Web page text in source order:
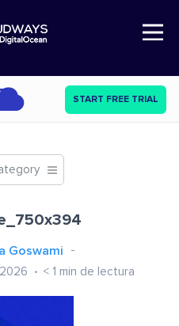
Open Nav
START FREE TRIAL
Goswami
< 1 min de lectura